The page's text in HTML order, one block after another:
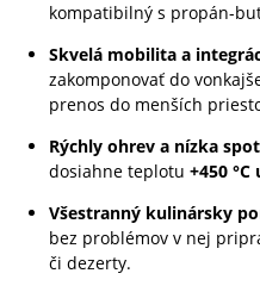
kompatibilný s propán-
Skvelá mobilita a
zakomponovať do
prenos do menších
Rýchly ohrev a nízka
dosiahne teplotu+450
Všestranný kulinársky
bez problémov v nej
či dezerty.